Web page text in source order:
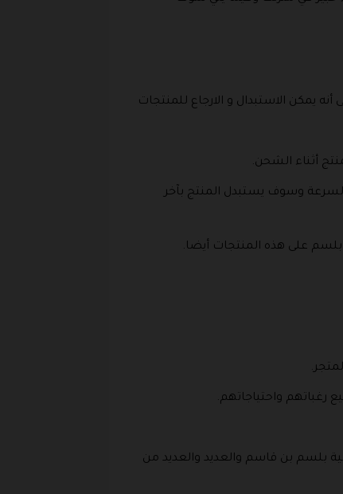
يمكن الاستبدال و الارجاع للمنتجات
أثناء الشحن.
وسوف يستبدل المنتج بآخر
بلسم على هذه المنتجات أيضا.
رغباتهم واحتياجاتهم.
بالإضافة إلى كود الخصم من صيدلية بلسم بن قاسم والعديد والعديد من